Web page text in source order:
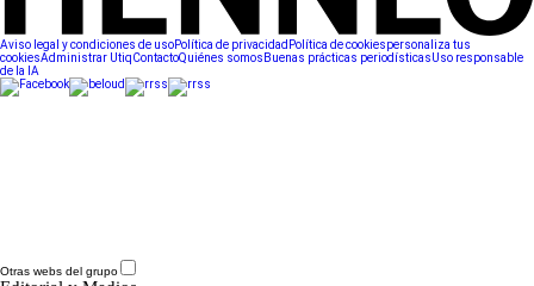
Aviso legal y condiciones de usoPolítica de privacidad Política de cookiespersonaliza tus
cookiesAdministrar UtiqContactoQuiénes somos Buenas prácticas periodísticasUso responsable
de la IA
Otras webs del grupo